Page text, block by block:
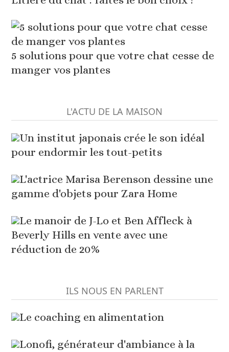
5 solutions pour que votre chat cesse de
manger vos plantes
L'ACTU DE LA MAISON
Un institut japonais crée le son idéal
pour endormir les tout-petits
L'actrice Marisa Berenson dessine une
gamme d'objets pour Zara Home
Le manoir de J-Lo et Ben Affleck à
Beverly Hills en vente avec une
réduction de 20%
ILS NOUS EN PARLENT
Le coaching en alimentation
Lonofi, générateur d'ambiance à la